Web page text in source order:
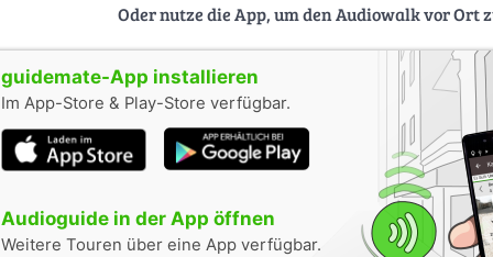
Oder nutze die App, um den Audiowalk vor Ort
guidemate-App installieren
Im App-Store & Play-Store verfügbar.
Audioguide in der App öffnen
Weitere Touren über eine App verfügbar.